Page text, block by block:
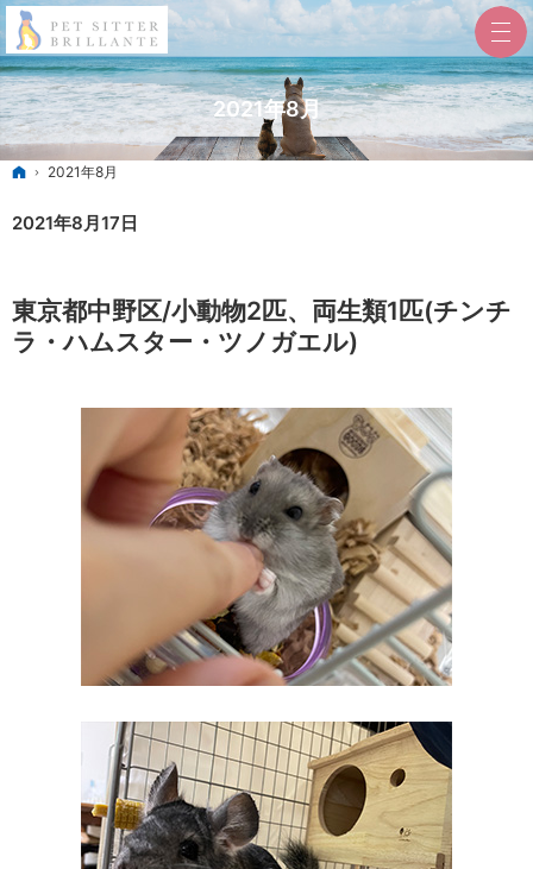
2021年8月
ホーム
2021年8月
2021年8月17日
東京都中野区/小動物2匹、両生類1匹(チンチ
ラ・ハムスター・ツノガエル)